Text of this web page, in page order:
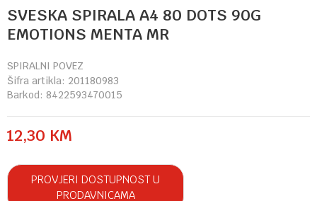
SVESKA SPIRALA A4 80 DOTS 90G
EMOTIONS MENTA MR
SPIRALNI POVEZ
Šifra artikla: 201180983
Barkod: 8422593470015
12,30 KM
PROVJERI DOSTUPNOST U
PRODAVNICAMA